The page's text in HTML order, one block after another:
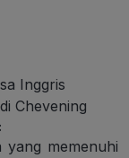
Inggris
Chevening
yang memenuhi